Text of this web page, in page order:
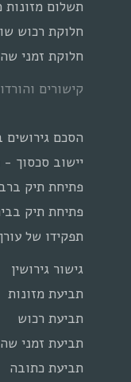
תשלום
חלוקת רכוש
חלוקת זמני
קישורים
הסכם
יישוב סכסוך
פתיחת תיק
פתיחת תיק
תפקידו של
גישור גירושין
תביעת מזונות
תביעת רכוש
תביעת זמני
תביעת כתובה